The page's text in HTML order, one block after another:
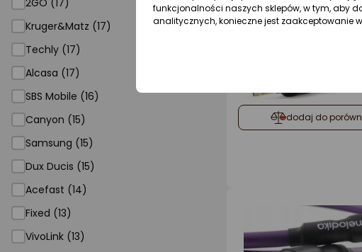
2GO (17)
Kruger&Matz (17)
Techly (17)
Alcasa (17)
SBS Mobile (16)
Canyon (15)
Samsung (15)
Dux Ducis (15)
Acefast (14)
Fixed (13)
VivoLink (13)
dodaj do
funkcjonalności naszych sklepów, w tym, aby
analitycznych, konieczne jest zaakceptowanie